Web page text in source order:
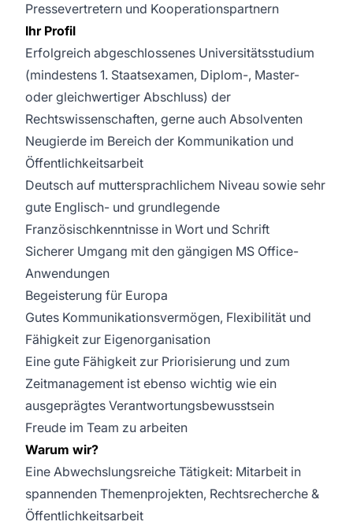
Pressevertretern und Kooperationspartnern
Ihr Profil
Erfolgreich abgeschlossenes Universitätsstudium
(mindestens 1. Staatsexamen, Diplom-, Master-
oder gleichwertiger Abschluss) der
Rechtswissenschaften, gerne auch Absolventen
Neugierde im Bereich der Kommunikation und
Öffentlichkeitsarbeit
Deutsch auf muttersprachlichem Niveau sowie sehr
gute Englisch- und grundlegende
Französischkenntnisse in Wort und Schrift
Sicherer Umgang mit den gängigen MS Office-
Anwendungen
Begeisterung für Europa
Gutes Kommunikationsvermögen, Flexibilität und
Fähigkeit zur Eigenorganisation
Eine gute Fähigkeit zur Priorisierung und zum
Zeitmanagement ist ebenso wichtig wie ein
ausgeprägtes Verantwortungsbewusstsein
Freude im Team zu arbeiten
Warum wir?
Eine Abwechslungsreiche Tätigkeit: Mitarbeit in
spannenden Themenprojekten, Rechtsrecherche &
Öffentlichkeitsarbeit